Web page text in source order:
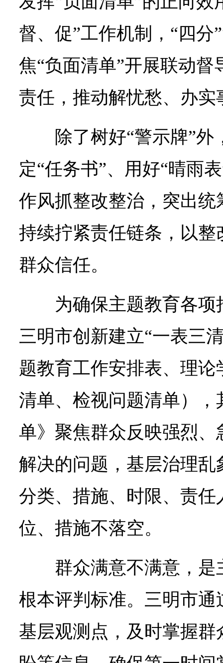
督、促”工作机制，“四分
焦“负面清单”开展联动
责任，推动解忧愁、办实
除了树好“警示牌”
定“任务书”、用好“晴雨
作风抓整改整治，突出
持续拧紧责任链条，以
群众信任。
为确保主题教育各
三明市创新建立“一表三
题教育工作安排表、理
清单、检视问题清单）
单》聚焦群众反映强烈
解决的问题，基层治理
分类、措施、时限、责
位、措施不落空。
群众满意不满意，
根本评判标准。三明市通
基层观测点，及时掌握